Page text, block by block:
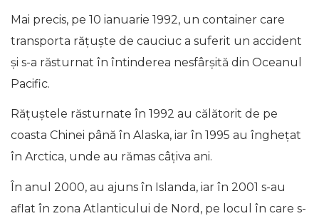
Mai precis, pe 10 ianuarie 1992, un container care
transporta rățuște de cauciuc a suferit un accident
și s-a răsturnat în întinderea nesfârșită din Oceanul
Pacific.
Rățuștele răsturnate în 1992 au călătorit de pe
coasta Chinei până în Alaska, iar în 1995 au înghețat
în Arctica, unde au rămas câțiva ani.
În anul 2000, au ajuns în Islanda, iar în 2001 s-au
aflat în zona Atlanticului de Nord, pe locul în care s-